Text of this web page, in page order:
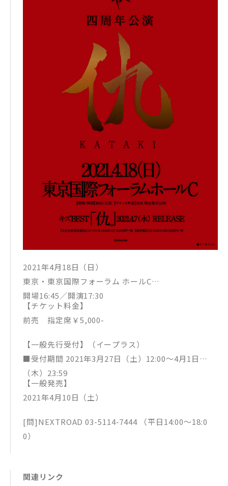
13. ヒューマンエラー
17. ミルク（新曲）
2021年4月18日（日）
東京・東京国際フォーラム ホールC
開場16:45／開演17:30
【チケット料金】
前売 指定席￥5,000-
【一般先行受付】（イープラス）
■受付期間 2021年3月27日（土）12:00～4月1日
（木）23:59
【一般発売】
2021年4月10日（土）
[問]NEXTROAD 03-5114-7444 （平日14:00～18:0
0）
関連リンク